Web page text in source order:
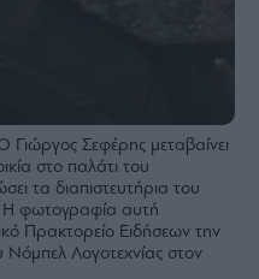
Γιώργος Σεφέρης μεταβαίνει
στο παλάτι του
τα διαπιστευτήρια του
Η φωτογραφία αυτή
Πρακτορείο Ειδήσεων την
Νόμπελ Λογοτεχνίας στον